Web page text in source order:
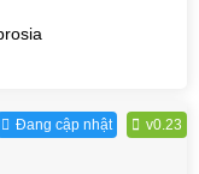
Đang cập nhật v0.23